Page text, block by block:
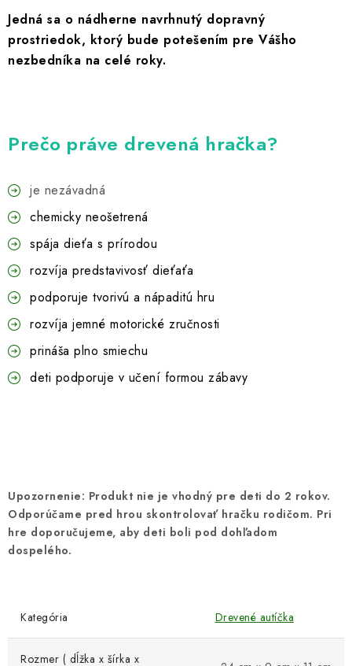
Jedná sa o nádherne navrhnutý dopravný
prostriedok, ktorý bude potešením pre Vášho
nezbedníka na celé roky.
Prečo práve drevená hračka?
je nezávadná
chemicky neošetrená
spája dieťa s prírodou
rozvíja predstavivosť dieťaťa
podporuje tvorivú a nápaditú hru
rozvíja jemné motorické zručnosti
prináša plno smiechu
deti podporuje v učení formou zábavy
Upozornenie: Produkt nie je vhodný pre deti do 2 rokov.
Odporúčame pred hrou skontrolovať hračku rodičom. Pri
hre doporučujeme, aby deti boli pod dohľadom
dospelého.
Kategória Drevené autíčka
Rozmer ( dĺžka x šírka x